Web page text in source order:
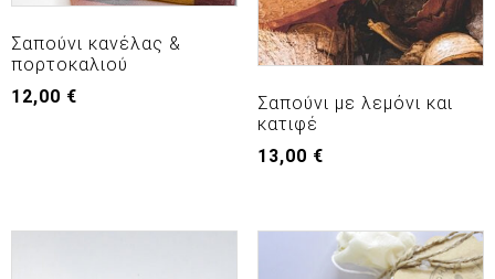
Σαπούνι κανέλας &
πορτοκαλιού
12,00 €
Σαπούνι με λεμόνι και
κατιφέ
13,00 €